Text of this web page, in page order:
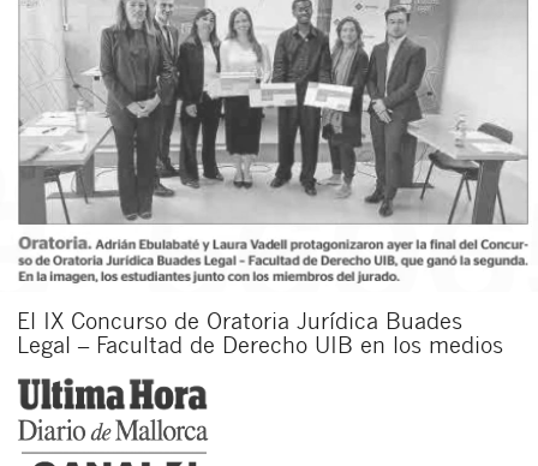
El IX Concurso de Oratoria Jurídica Buades
Legal – Facultad de Derecho UIB en los medios